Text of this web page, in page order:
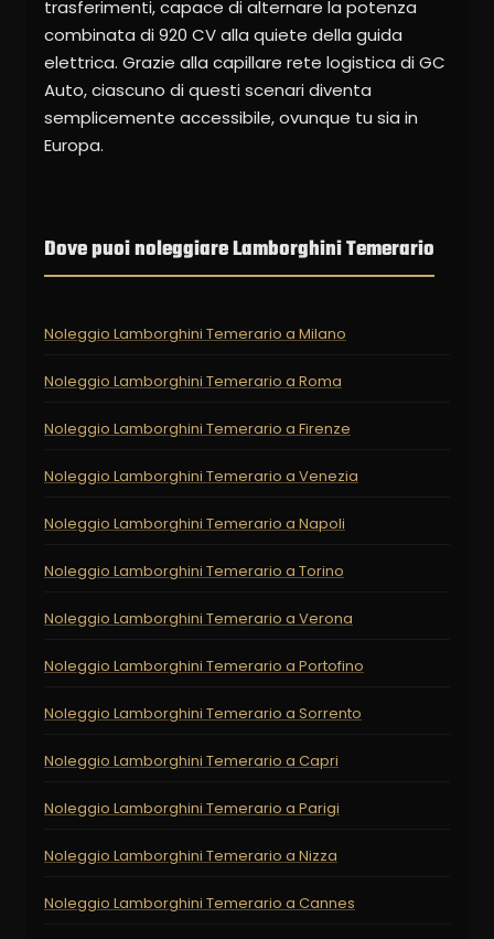
trasferimenti, capace di alternare la potenza
combinata di 920 CV alla quiete della guida
elettrica. Grazie alla capillare rete logistica di GC
Auto, ciascuno di questi scenari diventa
semplicemente accessibile, ovunque tu sia in
Europa.
Dove puoi noleggiare Lamborghini Temerario
Noleggio Lamborghini Temerario a Milano
Noleggio Lamborghini Temerario a Roma
Noleggio Lamborghini Temerario a Firenze
Noleggio Lamborghini Temerario a Venezia
Noleggio Lamborghini Temerario a Napoli
Noleggio Lamborghini Temerario a Torino
Noleggio Lamborghini Temerario a Verona
Noleggio Lamborghini Temerario a Portofino
Noleggio Lamborghini Temerario a Sorrento
Noleggio Lamborghini Temerario a Capri
Noleggio Lamborghini Temerario a Parigi
Noleggio Lamborghini Temerario a Nizza
Noleggio Lamborghini Temerario a Cannes